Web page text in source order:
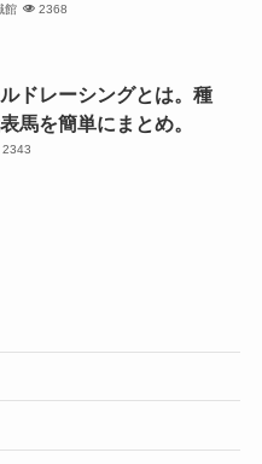
館 2368
ドレーシングとは。種
馬を簡単にまとめ。
2343